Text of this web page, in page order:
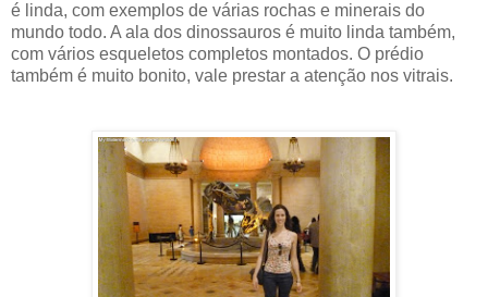
é linda, com exemplos de várias rochas e minerais do
mundo todo. A ala dos dinossauros é muito linda também,
com vários esqueletos completos montados. O prédio
também é muito bonito, vale prestar a atenção nos vitrais.